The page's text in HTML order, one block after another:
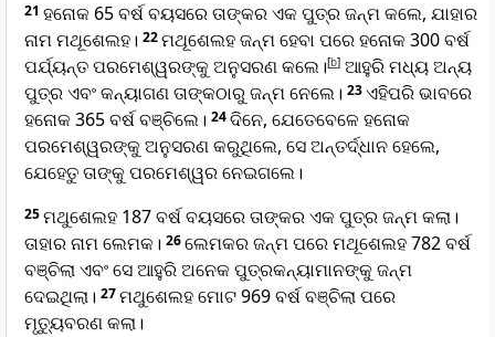
21 ହନୋକ 65 ବର୍ଷ ବୟସରେ ତାଙ୍କର ଏକ ପୁତ୍ର ଜନ୍ମ କଲେ, ଯାହାର
ନାମ ମଥୂଶେଲହ। 22ମଥୂଶେଲହ ଜନ୍ମ ହେବା ପରେ ହନୋକ 300 ବର୍ଷ
ପର୍ଯ୍ୟନ୍ତ ପରମେଶ୍ୱରଙ୍କୁ ଅନୁସରଣ କଲେ।[b] ଆହୁରି ମଧ୍ୟ ଅନ୍ୟ
ପୁତ୍ର ଏବଂ କନ୍ୟାଗଣ ତାଙ୍କଠାରୁ ଜନ୍ମ ନେଲେ। 23ଏହିପରି ଭାବରେ
ହନୋକ 365 ବର୍ଷ ବଞ୍ଚିଲେ। 24ଦିନେ, ଯେତେବେଳେ ହନୋକ
ପରମେଶ୍ୱରଙ୍କୁ ଅନୁସରଣ କରୁଥିଲେ, ସେ ଅନ୍ତର୍ଦ୍ଧାନ ହେଲେ,
ଯେହେତୁ ତାଙ୍କୁ ପରମେଶ୍ୱର ନେଇଗଲେ।
25ମଥୁଶେଲହ 187 ବର୍ଷ ବୟସରେ ତାଙ୍କର ଏକ ପୁତ୍ର ଜନ୍ମ କଲା।
ତାହାର ନାମ ଲେମକ। 26ଲେମକର ଜନ୍ମ ପରେ ମଥୂଶେଲହ 782 ବର୍ଷ
ବଞ୍ଚିଲା ଏବଂ ସେ ଆହୁରି ଅନେକ ପୁତ୍ରକନ୍ୟାମାନଙ୍କୁ ଜନ୍ମ
ଦେଇଥିଲା। 27ମଥୁଶେଲହ ମୋଟ 969 ବର୍ଷ ବଞ୍ଚିଲା ପରେ
ମୃତ୍ୟୁବରଣ କଲା।